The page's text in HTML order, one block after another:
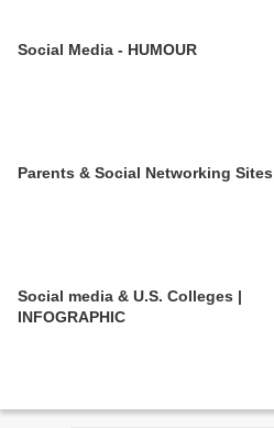
Social Media - HUMOUR
Parents & Social Networking Sites
Social media & U.S. Colleges |
INFOGRAPHIC